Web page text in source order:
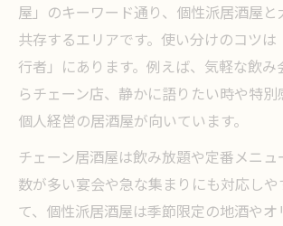
屋」のキーワード通り、個性派居酒屋
共存するエリアです。使い分けのコツは
行者」にあります。例えば、気軽な飲
らチェーン店、静かに語りたい時や特
個人経営の居酒屋が向いています。
チェーン居酒屋は飲み放題や定番メニ
数が多い宴会や急な集まりにも対応しや
て、個性派居酒屋は季節限定の地酒やオ